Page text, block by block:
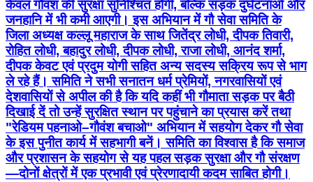
केवल गौवंश की सुरक्षा सुनिश्चित होगी, बल्कि सड़क दुर्घटनाओं और
जनहानि में भी कमी आएगी। इस अभियान में गौ सेवा समिति के
जिला अध्यक्ष कल्लू महाराज के साथ जितेंद्र लोधी, दीपक तिवारी,
रोहित लोधी, बहादुर लोधी, दीपक लोधी, राजा लोधी, आनंद शर्मा,
दीपक केवट एवं प्रदुम योगी सहित अन्य सदस्य सक्रिय रूप से भाग
ले रहे हैं। समिति ने सभी सनातन धर्म प्रेमियों, नगरवासियों एवं
देशवासियों से अपील की है कि यदि कहीं भी गौमाता सड़क पर बैठी
दिखाई दें तो उन्हें सुरक्षित स्थान पर पहुंचाने का प्रयास करें तथा
"रेडियम पहनाओ–गौवंश बचाओ" अभियान में सहयोग देकर गौ सेवा
के इस पुनीत कार्य में सहभागी बनें। समिति का विश्वास है कि समाज
और प्रशासन के सहयोग से यह पहल सड़क सुरक्षा और गौ संरक्षण
—दोनों क्षेत्रों में एक प्रभावी एवं प्रेरणादायी कदम साबित होगी।